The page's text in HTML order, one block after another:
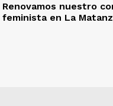
Renovamos nuestro
feminista en La